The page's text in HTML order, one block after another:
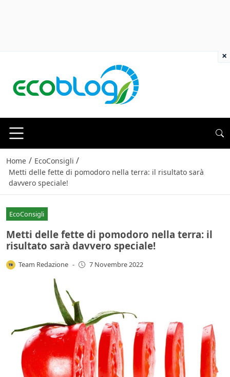
Home / EcoConsigli /
Metti delle fette di pomodoro nella terra: il risultato sarà
davvero speciale!
EcoConsigli
Metti delle fette di pomodoro nella terra: il
risultato sarà davvero speciale!
Team Redazione - 7 Novembre 2022
×